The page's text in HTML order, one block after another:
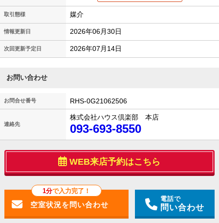
取引態様 媒介
情報更新日 2026年06月30日
次回更新予定日 2026年07月14日
お問い合わせ
お問合せ番号 RHS-0G21062506
連絡先
株式会社ハウス倶楽部 本店
093-693-8550
WEB来店予約はこちら
1分で入力完了！
電話で
問い合わせ